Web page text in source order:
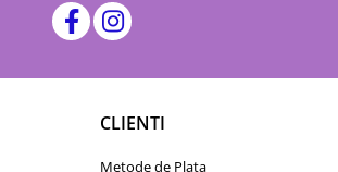
CLIENTI
Metode de Plata